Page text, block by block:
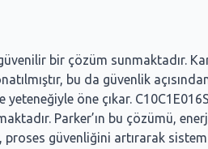
bir çözüm sunmaktadır.
bu da güvenlik
yeteneğiyle öne çıkar.
Parker’ın bu çözümü,
güvenliğini artırarak